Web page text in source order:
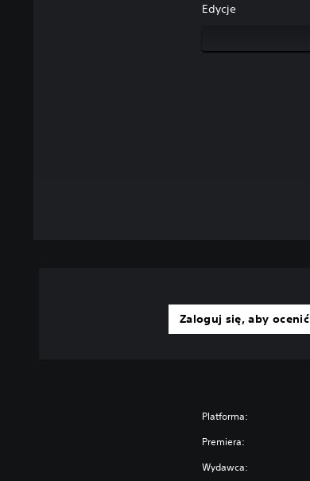
Edycje
Zaloguj się, aby ocenić
Platforma:
Premiera:
Wydawca: